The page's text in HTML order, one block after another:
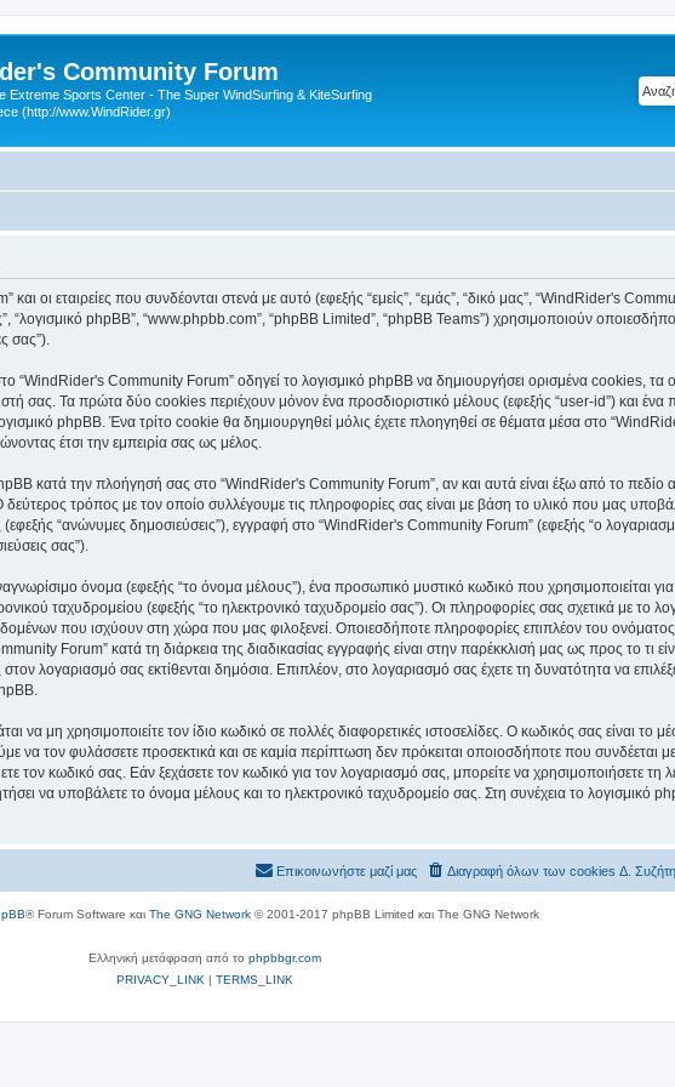
Community Forum
Extreme Sports Center - The Super WindSurfing & KiteSurfing
(http://www.WindRider.gr)
οι εταιρείες που συνδέονται στενά με αυτό (εφεξής “εμείς”, “εμάς”, “δικό μας”, “WindRider's
“λογισμικό phpBB”, “www.phpbb.com”, “phpBB Limited”, “phpBB Teams”) χρησιμοποιούν
σας”).
Community Forum” οδηγεί το λογισμικό phpBB να δημιουργήσει ορισμένα cookies, τα
σας. Τα πρώτα δύο cookies περιέχουν μόνον ένα προσδιοριστικό μέλους (εφεξής “user-id”) και ένα
phpBB. Ένα τρίτο cookie θα δημιουργηθεί μόλις έχετε πλοηγηθεί σε θέματα μέσα στο
έτσι την εμπειρία σας ως μέλος.
κατά την πλοήγησή σας στο “WindRider's Community Forum”, αν και αυτά είναι έξω από το
τρόπος με τον οποίο συλλέγουμε τις πληροφορίες σας είναι με βάση το υλικό που μας
“ανώνυμες δημοσιεύσεις”), εγγραφή στο “WindRider's Community Forum” (εφεξής “ο
σας”).
όνομα (εφεξής “το όνομα μέλους”), ένα προσωπικό μυστικό κωδικό που χρησιμοποιείται
ταχυδρομείου (εφεξής “το ηλεκτρονικό ταχυδρομείο σας”). Οι πληροφορίες σας σχετικά με το
που ισχύουν στη χώρα που μας φιλοξενεί. Οποιεσδήποτε πληροφορίες επιπλέον του
Forum” κατά τη διάρκεια της διαδικασίας εγγραφής είναι στην παρέκκλισή μας ως προς το τι
λογαριασμό σας εκτίθενται δημόσια. Επιπλέον, στο λογαριασμό σας έχετε τη δυνατότητα να
να μη χρησιμοποιείτε τον ίδιο κωδικό σε πολλές διαφορετικές ιστοσελίδες. Ο κωδικός σας είναι το
να τον φυλάσσετε προσεκτικά και σε καμία περίπτωση δεν πρόκειται οποιοσδήποτε που συνδέεται
τον κωδικό σας. Εάν ξεχάσετε τον κωδικό για τον λογαριασμό σας, μπορείτε να χρησιμοποιήσετε τη
να υποβάλετε το όνομα μέλους και το ηλεκτρονικό ταχυδρομείο σας. Στη συνέχεια το λογισμικό
Διαγραφή όλων των cookies Δ.
Επικοινωνήστε μαζί μας
® Forum Software και The GNG Network© 2001-2017 phpBB Limited και The GNG Network
Ελληνική μετάφραση από το phpbbgr.com
PRIVACY_LINK | TERMS_LINK